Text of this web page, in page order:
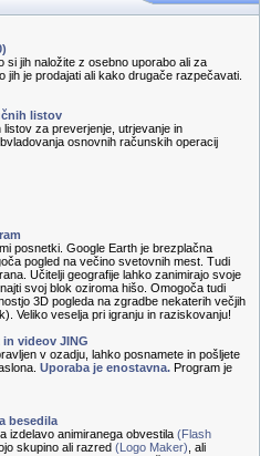
si jih naložite z osebno uporabo ali za
jih je prodajati ali kako drugače razpečavati.
listov
za preverjenje, utrjevanje in
osnovnih računskih operacij
posnetki. Google Earth je brezplačna
pogled na večino svetovnih mest. Tudi
Učitelji geografije lahko zanimirajo svoje
svoj blok oziroma hišo. Omogoča tudi
3D pogleda na zgradbe nekaterih večjih
Veliko veselja pri igranju in raziskovanju!
videov JING
v ozadju, lahko posnamete in pošljete
Uporaba je enostavna. Program je
besedila
izdelavo animiranega obvestila (Flash
skupino ali razred (Logo Maker) , ali